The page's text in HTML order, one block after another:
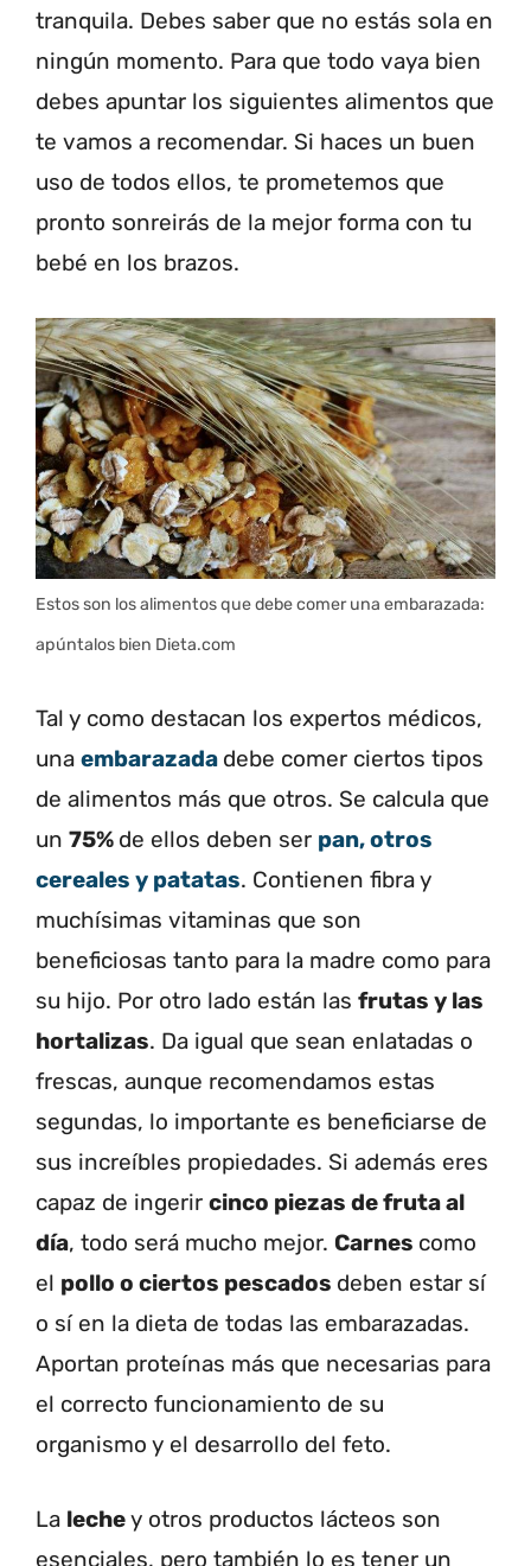
tranquila. Debes saber que no estás sola en
ningún momento. Para que todo vaya bien
debes apuntar los siguientes alimentos que
te vamos a recomendar. Si haces un buen
uso de todos ellos, te prometemos que
pronto sonreirás de la mejor forma con tu
bebé en los brazos.
Estos son los alimentos que debe comer una embarazada:
apúntalos bien Dieta.com
Tal y como destacan los expertos médicos,
una embarazada debe comer ciertos tipos
de alimentos más que otros. Se calcula que
un 75% de ellos deben ser pan, otros
cereales y patatas. Contienen fibra y
muchísimas vitaminas que son
beneficiosas tanto para la madre como para
su hijo. Por otro lado están las frutas y las
hortalizas. Da igual que sean enlatadas o
frescas, aunque recomendamos estas
segundas, lo importante es beneficiarse de
sus increíbles propiedades. Si además eres
capaz de ingerir cinco piezas de fruta al
día, todo será mucho mejor. Carnes como
el pollo o ciertos pescados deben estar sí
o sí en la dieta de todas las embarazadas.
Aportan proteínas más que necesarias para
el correcto funcionamiento de su
organismo y el desarrollo del feto.
La lechey otros productos lácteos son
esenciales, pero también lo es tener un